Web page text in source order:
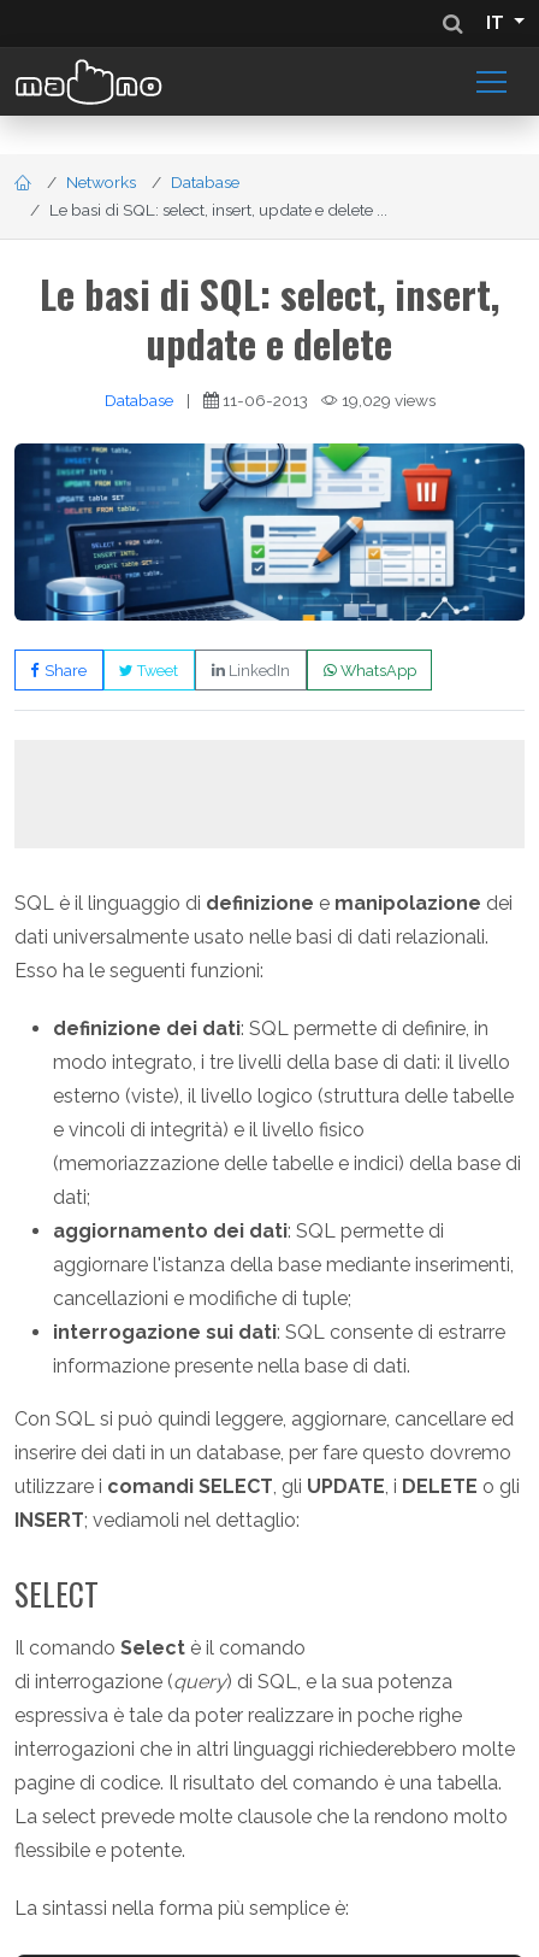
IT
Networks
Database
Le basi di SQL: select, insert, update e delete ...
Le basi di SQL: select, insert,
update e delete
Database | 11-06-2013 19,029 views
Share Tweet LinkedIn WhatsApp
SQL è il linguaggio di definizione e manipolazione dei
dati universalmente usato nelle basi di dati relazionali.
Esso ha le seguenti funzioni:
definizione dei dati: SQL permette di definire, in
modo integrato, i tre livelli della base di dati: il livello
esterno (viste), il livello logico (struttura delle tabelle
e vincoli di integrità) e il livello fisico
(memoriazzazione delle tabelle e indici) della base di
dati;
aggiornamento dei dati: SQL permette di
aggiornare l'istanza della base mediante inserimenti,
cancellazioni e modifiche di tuple;
interrogazione sui dati: SQL consente di estrarre
informazione presente nella base di dati.
Con SQL si può quindi leggere, aggiornare, cancellare ed
inserire dei dati in un database, per fare questo dovremo
utilizzare i comandi SELECT, gli UPDATE, i DELETE o gli
INSERT; vediamoli nel dettaglio:
SELECT
Il comando Select è il comando
di interrogazione (query) di SQL, e la sua potenza
espressiva è tale da poter realizzare in poche righe
interrogazioni che in altri linguaggi richiederebbero molte
pagine di codice. Il risultato del comando è una tabella.
La select prevede molte clausole che la rendono molto
flessibile e potente.
La sintassi nella forma più semplice è: